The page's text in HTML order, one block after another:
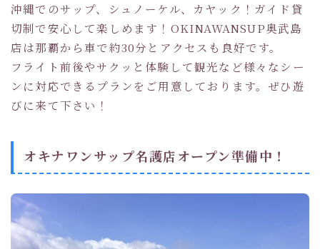
沖縄でのサップ、シュノーケル、カヤック！ガイド貸
切制で安心して楽しめます！OKINAWANSUP奥武島
店は那覇から車で約30分とアクセスも良好です。
フライト前後やサクッと体験して観光など様々なシー
ンに対応できるプランをご用意しております。ぜひ遊
びに来て下さい！
オキナワンサップ名護店オープン準備中！